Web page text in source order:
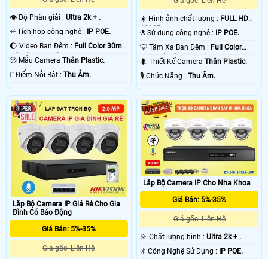
👁 Độ Phân giải : Ultra 2k + .
✳️ Tích hợp công nghệ : IP POE.
🌔 Video Ban Đêm : Full Color 30m
Có Màu Ban Ðêm.
🎲 Mẫu Camera Thân Plastic.
️₤ Điểm Nỗi Bật : Thu Âm.
☀️ Hình ảnh chất lượng : FULL HD
1080P .
®️ Sử dụng công nghệ :
IP POE.
💡 Tầm Xa Ban Đêm : Full Color
50m Có Màu Ban Ðêm.
🐜 Thiết Kế CameraThân Plastic.
️🎙 Chức Năng :Thu Âm.
Lắp Bộ Camera IP Giá Rẻ Cho Gia
Đình Có Báo Động
Giá Bán: 5%-35%
Giá gốc: Liên Hệ
6817
Lắp Bộ Camera IP Cho Nha Khoa
Giá Bán: 5%-35%
Giá gốc: Liên Hệ
🔆 Chất lượng hình :Ultra 2k + .
✳️ Công Nghệ Sử Dụng :
IP POE.
6548